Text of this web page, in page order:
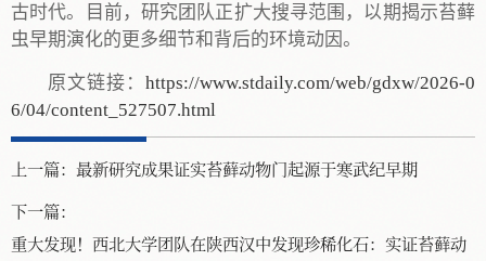
古时代。目前，研究团队正扩大搜寻范围，以期揭示苔藓
虫早期演化的更多细节和背后的环境动因。
原文链接： https://www.stdaily.com/web/gdxw/2026-0
6/04/content_527507.html
上一篇： 最新研究成果证实苔藓动物门起源于寒武纪早期
下一篇：
重大发现！西北大学团队在陕西汉中发现珍稀化石：实证苔藓动